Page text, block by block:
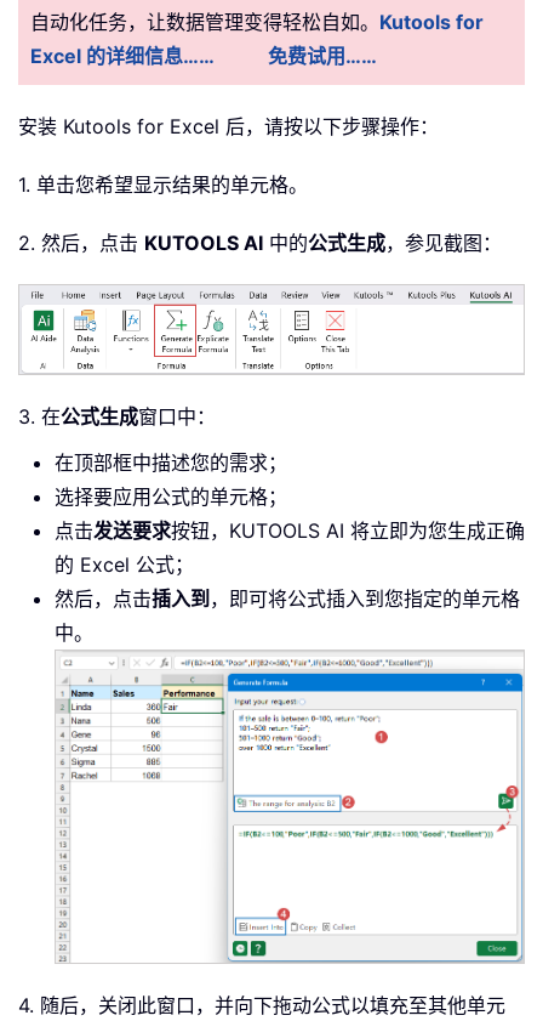
自动化任务，让数据管理变得轻松自如。 Kutools for
Excel 的详细信息……
免费试用……
安装 Kutools for Excel 后，请按以下步骤操作：
1. 单击您希望显示结果的单元格。
2. 然后，点击 KUTOOLS AI 中的公式生成，参见截图：
3. 在公式生成窗口中：
在顶部框中描述您的需求；
选择要应用公式的单元格；
点击发送要求按钮，KUTOOLS AI 将立即为您生成正确
的 Excel 公式；
然后，点击插入到 ，即可将公式插入到您指定的单元格
中。
4. 随后，关闭此窗口，并向下拖动公式以填充至其他单元